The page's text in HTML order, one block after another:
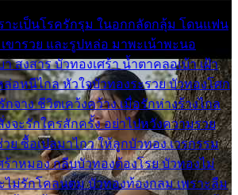
าะเป็นโรครักรุม ในอกกลัดกลุ้ม โดนแฟน
ขารวย และรูปหล่อ มาพะเน้าพะนอ
า สงสาร บัวทองเศร้า น้ำตาคลอเบ้า เฝ้า
อหนีไกล หัวใจบัวทองระรวย บัวทองโศก
กจาง ชีวิตเคว้งคว้าง เมื่อรักห่างร้างไกล
จะรักใครสักครั้ง อย่าไปหวังความรวย
ย ซื้อเปลมาไกว ให้ลูกบัวทอง เวรกรรม
ร้าหมอง กลีบบัวทองต้องโรย บัวทองไม่
ไม่รักโคลนตม บัวทองท้องกลม เพราะลืม